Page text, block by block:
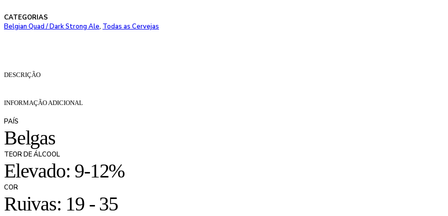
CATEGORIAS
Belgian Quad / Dark Strong Ale, Todas as Cervejas
DESCRIÇÃO
INFORMAÇÃO ADICIONAL
PAÍS
Belgas
TEOR DE ÁLCOOL
Elevado: 9-12%
COR
Ruivas: 19 - 35